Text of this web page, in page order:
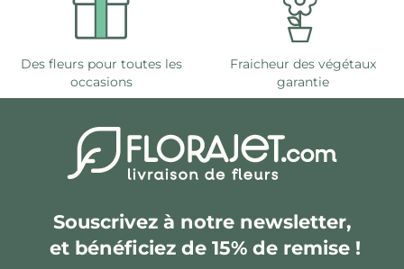
Des fleurs pour toutes les
occasions
Fraicheur des végétaux
garantie
Souscrivez à notre newsletter,
et bénéficiez de 15% de remise !